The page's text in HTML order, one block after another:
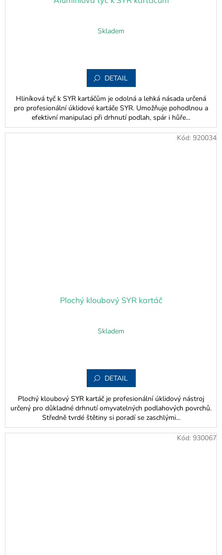
Skladem
DETAIL
Hliníková tyč k SYR kartáčům je odolná a lehká násada určená
pro profesionální úklidové kartáče SYR. Umožňuje pohodlnou a
efektivní manipulaci při drhnutí podlah, spár i hůře...
Plochý kloubový SYR kartáč
Skladem
DETAIL
Plochý kloubový SYR kartáč je profesionální úklidový nástroj
určený pro důkladné drhnutí omyvatelných podlahových povrchů.
Středně tvrdé štětiny si poradí se zaschlými...
Kód: 920034
Kód: 930067